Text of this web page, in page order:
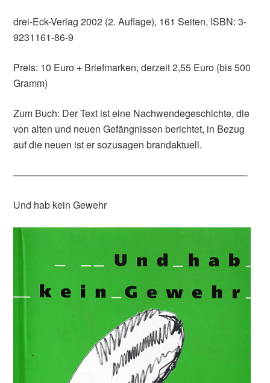
drei-Eck-Verlag 2002 (2. Auflage), 161 Seiten, ISBN: 3-
9231161-86-9
Preis: 10 Euro + Briefmarken, derzeit 2,55 Euro (bis 500
Gramm)
Zum Buch: Der Text ist eine Nachwendegeschichte, die
von alten und neuen Gefängnissen berichtet, in Bezug
auf die neuen ist er sozusagen brandaktuell.
————————————————————————-
Und hab kein Gewehr